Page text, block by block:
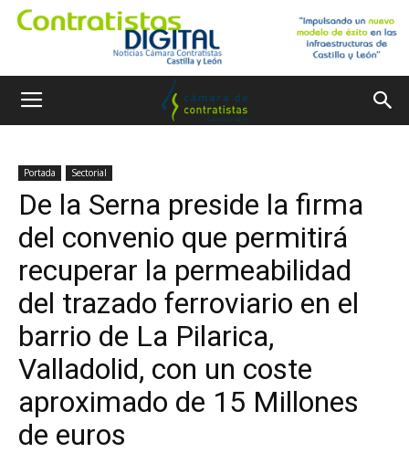
Portada Sectorial
De la Serna preside la firma
del convenio que permitirá
recuperar la permeabilidad
del trazado ferroviario en el
barrio de La Pilarica,
Valladolid, con un coste
aproximado de 15 Millones
de euros